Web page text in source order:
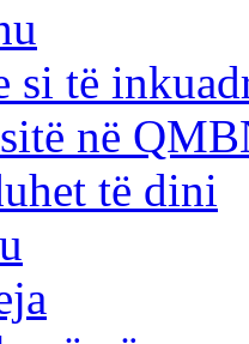
si të
në
të dini